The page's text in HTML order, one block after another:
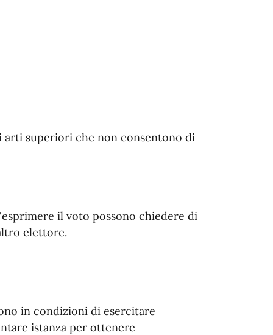
arti superiori che non consentono di
il voto possono chiedere di
elettore.
in condizioni di esercitare
istanza per ottenere